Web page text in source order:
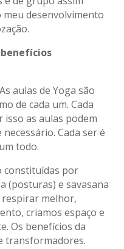
desenvolvimento
aulas de Yoga são
de cada um. Cada
as aulas podem
Cada ser é
todo.
constituídas por
(posturas) e savasana
respirar melhor,
criamos espaço e
Os benefícios da
transformadores.